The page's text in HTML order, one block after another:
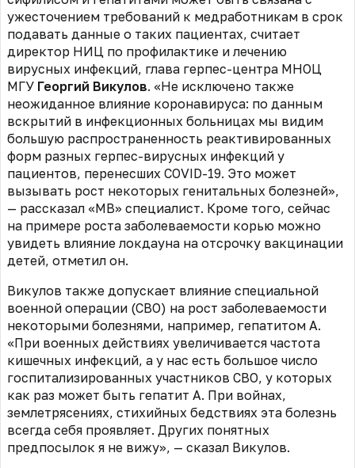
ужесточением требований к медработникам в срок
подавать данные о таких пациентах, считает
директор НИЦ по профилактике и лечению
вирусных инфекций, глава герпес-центра МНОЦ
МГУ Георгий Викулов. «Не исключено также
неожиданное влияние коронавируса: по данным
вскрытий в инфекционных больницах мы видим
большую распространенность реактивированных
форм разных герпес-вирусных инфекций у
пациентов, перенесших COVID-19. Это может
вызывать рост некоторых генитальных болезней»,
— рассказал «МВ» специалист. Кроме того, сейчас
на примере роста заболеваемости корью можно
увидеть влияние локдауна на отсрочку вакцинации
детей, отметил он.
Викулов также допускает влияние специальной
военной операции (СВО) на рост заболеваемости
некоторыми болезнями, например, гепатитом А.
«При военных действиях увеличивается частота
кишечных инфекций, а у нас есть большое число
госпитализированных участников СВО, у которых
как раз может быть гепатит А. При войнах,
землетрясениях, стихийных бедствиях эта болезнь
всегда себя проявляет. Других понятных
предпосылок я не вижу», — сказал Викулов.